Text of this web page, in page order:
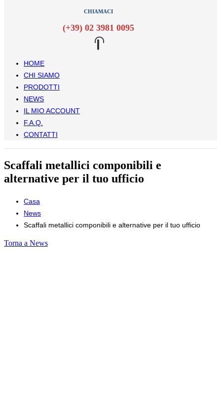
CHIAMACI
(+39) 02 3981 0095
HOME
CHI SIAMO
PRODOTTI
NEWS
IL MIO ACCOUNT
F.A.Q.
CONTATTI
Scaffali metallici componibili e
alternative per il tuo ufficio
Casa
News
Scaffali metallici componibili e alternative per il tuo ufficio
Torna a News